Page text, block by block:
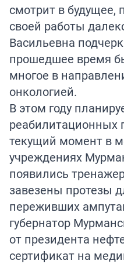
смотрит в будущее,
своей работы
Васильевна
прошедшее время
многое в
онкологией.
В этом году
реабилитационных
текущий момент в
учреждениях
появились
завезены протезы
переживших
губернатор
от президента
сертификат на